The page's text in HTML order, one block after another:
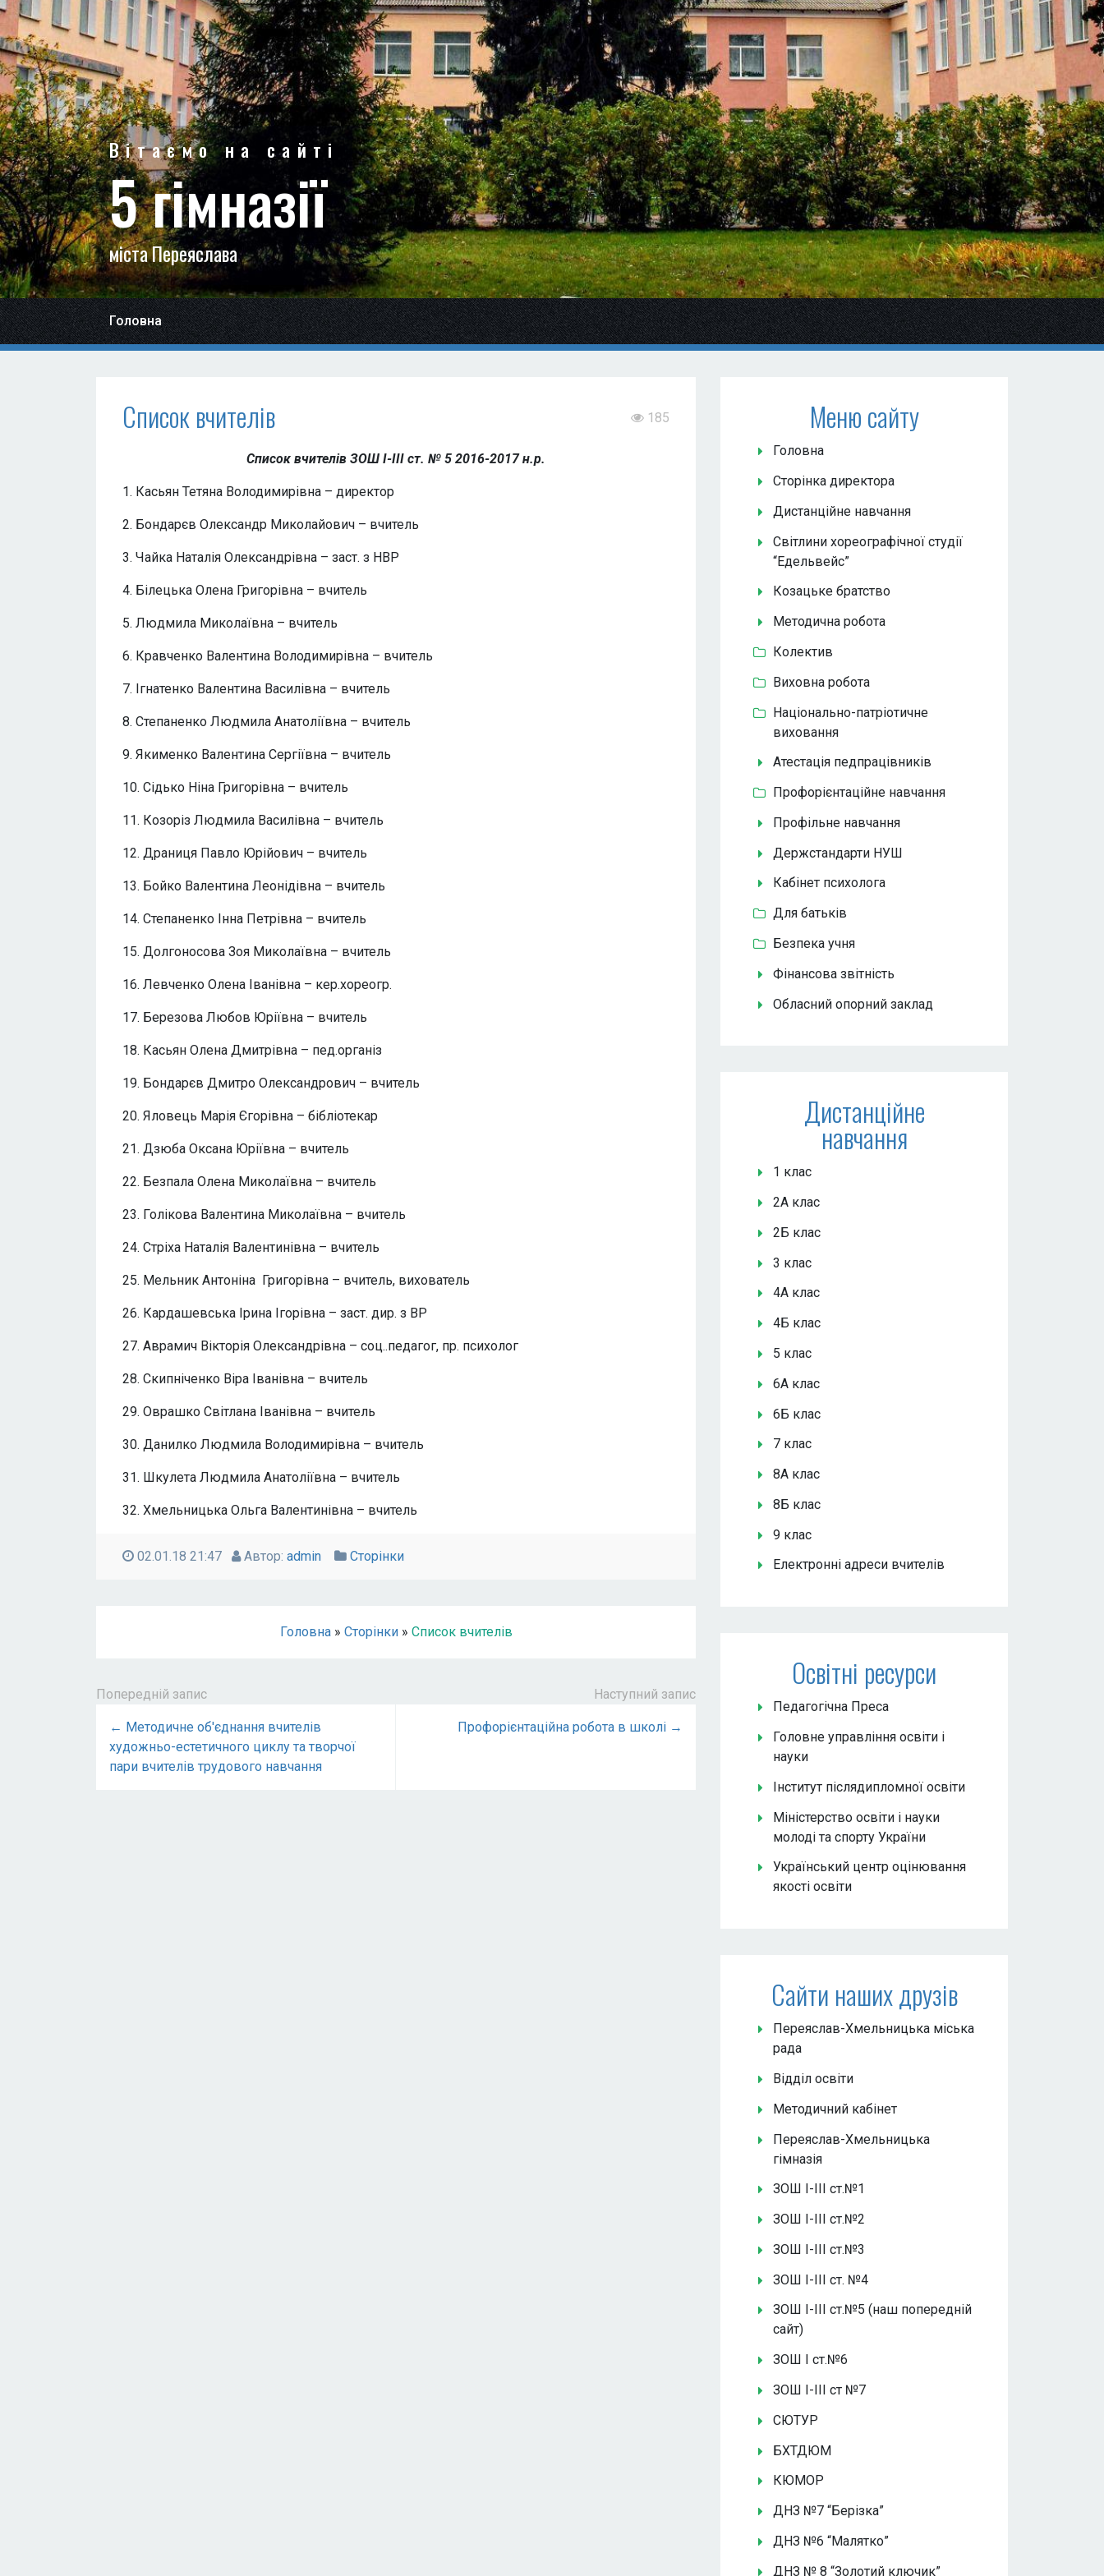
Вітаємо на сайті
5 гімназії
міста Переяслава
Головна
Список вчителів 185
Список вчителів ЗОШ І-ІІІ ст. № 5 2016-2017 н.р.
1. Касьян Тетяна Володимирівна – директор
2. Бондарєв Олександр Миколайович – вчитель
3. Чайка Наталія Олександрівна – заст. з НВР
4. Білецька Олена Григорівна – вчитель
5. Людмила Миколаївна – вчитель
6. Кравченко Валентина Володимирівна – вчитель
7. Ігнатенко Валентина Василівна – вчитель
8. Степаненко Людмила Анатоліївна – вчитель
9. Якименко Валентина Сергіївна – вчитель
10. Сідько Ніна Григорівна – вчитель
11. Козоріз Людмила Василівна – вчитель
12. Драниця Павло Юрійович – вчитель
13. Бойко Валентина Леонідівна – вчитель
14. Степаненко Інна Петрівна – вчитель
15. Долгоносова Зоя Миколаївна – вчитель
16. Левченко Олена Іванівна – кер.хореогр.
17. Березова Любов Юріївна – вчитель
18. Касьян Олена Дмитрівна – пед.організ
19. Бондарєв Дмитро Олександрович – вчитель
20. Яловець Марія Єгорівна – бібліотекар
21. Дзюба Оксана Юріївна – вчитель
22. Безпала Олена Миколаївна – вчитель
23. Голікова Валентина Миколаївна – вчитель
24. Стріха Наталія Валентинівна – вчитель
25. Мельник Антоніна Григорівна – вчитель, вихователь
26. Кардашевська Ірина Ігорівна – заст. дир. з ВР
27. Аврамич Вікторія Олександрівна – соц..педагог, пр. психолог
28. Скипніченко Віра Іванівна – вчитель
29. Оврашко Світлана Іванівна – вчитель
30. Данилко Людмила Володимирівна – вчитель
31. Шкулета Людмила Анатоліївна – вчитель
32. Хмельницька Ольга Валентинівна – вчитель
02.01.18 21:47 Автор: admin Сторінки
Головна» Сторінки» Список вчителів
Попередній запис Наступний запис
← Методичне об'єднання вчителів
художньо-естетичного циклу та творчої
пари вчителів трудового навчання
Профорієнтаційна робота в школі →
Меню сайту
Головна
Сторінка директора
Дистанційне навчання
Світлини хореографічної студії
“Едельвейс”
Козацьке братство
Методична робота
Колектив
Виховна робота
Національно-патріотичне
виховання
Атестація педпрацівників
Профорієнтаційне навчання
Профільне навчання
Держстандарти НУШ
Кабінет психолога
Для батьків
Безпека учня
Фінансова звітність
Обласний опорний заклад
Дистанційне
навчання
1 клас
2А клас
2Б клас
3 клас
4А клас
4Б клас
5 клас
6А клас
6Б клас
7 клас
8А клас
8Б клас
9 клас
Електронні адреси вчителів
Освітні ресурси
Педагогічна Преса
Головне управління освіти і
науки
Інститут післядипломної освіти
Міністерство освіти і науки
молоді та спорту України
Український центр оцінювання
якості освіти
Сайти наших друзів
Переяслав-Хмельницька міська
рада
Відділ освіти
Методичний кабінет
Переяслав-Хмельницька
гімназія
ЗОШ І-ІІІ ст.№1
ЗОШ І-ІІІ ст.№2
ЗОШ І-ІІІ ст.№3
ЗОШ І-ІІІ ст. №4
ЗОШ І-ІІІ ст.№5 (наш попередній
сайт)
ЗОШ І ст.№6
ЗОШ І-ІІІ ст №7
СЮТУР
БХТДЮМ
КЮМОР
ДНЗ №7 “Берізка”
ДНЗ №6 “Малятко”
ДНЗ № 8 “Золотий ключик”